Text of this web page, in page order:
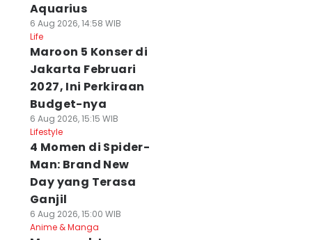
Aquarius
6 Aug 2026, 14:58 WIB
Life
Maroon 5 Konser di
Jakarta Februari
2027, Ini Perkiraan
Budget-nya
6 Aug 2026, 15:15 WIB
Lifestyle
4 Momen di Spider-
Man: Brand New
Day yang Terasa
Ganjil
6 Aug 2026, 15:00 WIB
Anime & Manga